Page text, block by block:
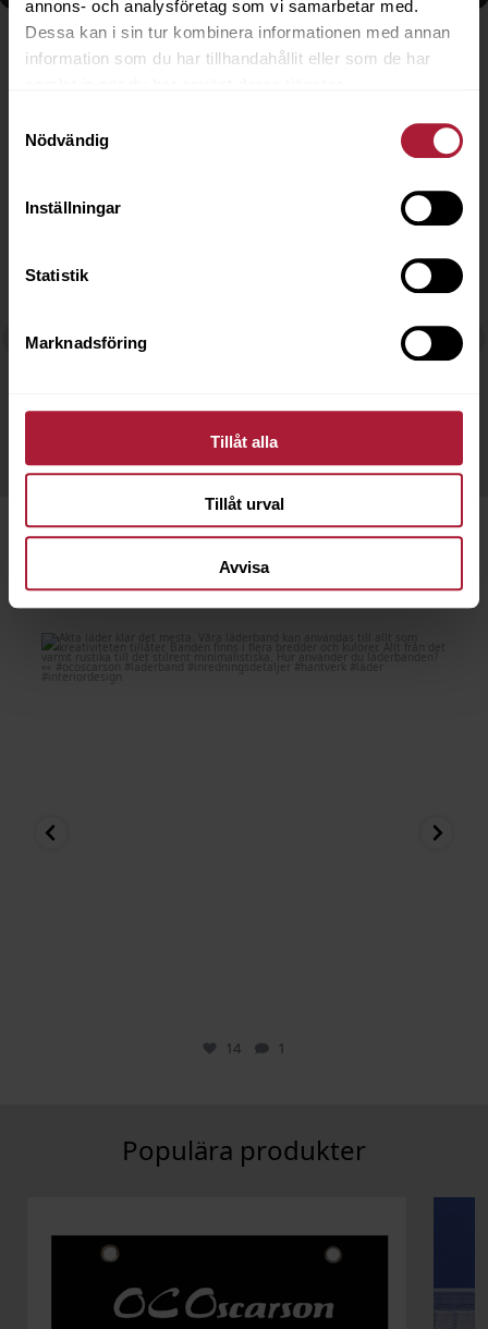
annons- och analysföretag som vi samarbetar med.
Dessa kan i sin tur kombinera informationen med annan
information som du har tillhandahållit eller som de har
Nödvändig
Inställningar
Statistik
Marknadsföring
Tillåt alla
Tillåt urval
Avvisa
vårkampanj!
Visa fler nyheter